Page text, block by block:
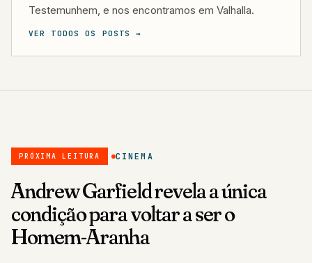
Testemunhem, e nos encontramos em Valhalla.
VER TODOS OS POSTS →
PRÓXIMA LEITURA CINEMA
Andrew Garfield revela a única
condição para voltar a ser o
Homem-Aranha